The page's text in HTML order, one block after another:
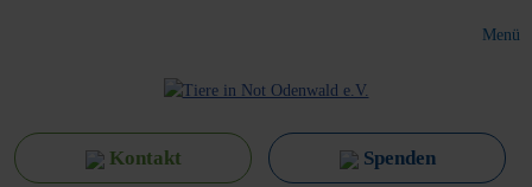
Menü
Kontakt Spenden